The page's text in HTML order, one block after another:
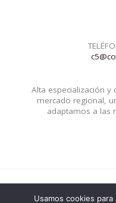
Alta especialización y
mercado regional,
adaptamos a las
Usamos cookies